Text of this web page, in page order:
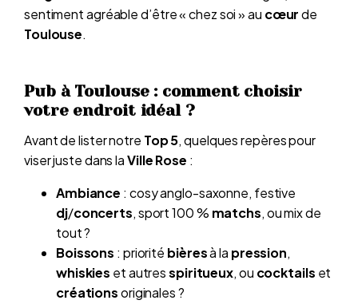
sentiment agréable d’être « chez soi » au cœurde
Toulouse.
Pub à Toulouse : comment choisir
votre endroit idéal ?
Avant de lister notre Top 5, quelques repères pour
viser juste dans laVille Rose :
Ambiance : cosy anglo-saxonne, festive
dj/concerts, sport 100 % matchs, ou mix de
tout ?
Boissons : priorité bièresà la pression,
whiskies et autresspiritueux, ou cocktails et
créationsoriginales ?